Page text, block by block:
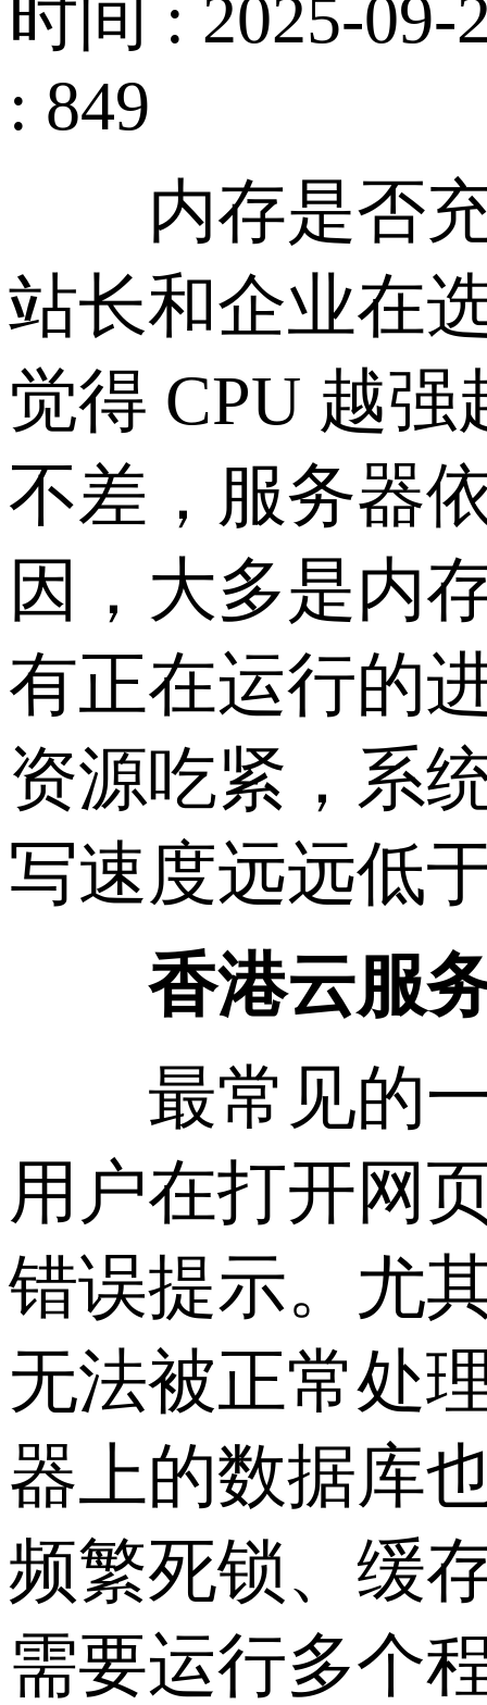
时间 : 2025-09-
: 849
内存是否充
站长和企业在
觉得 CPU 越
不差，服务器
因，大多是内
有正在运行的
资源吃紧，系
写速度远远低
香港云服务
最常见的一
用户在打开网
错误提示。尤
无法被正常处
器上的数据库
频繁死锁、缓
需要运行多个